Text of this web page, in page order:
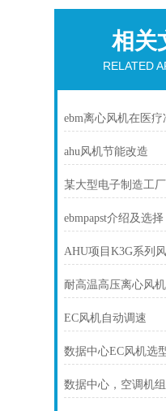
相关
RELATED
ahu风机节能改造
ebmpapst介绍及选择
AHU项目K3G系列
EC风机自动调速
数据中心，空调机